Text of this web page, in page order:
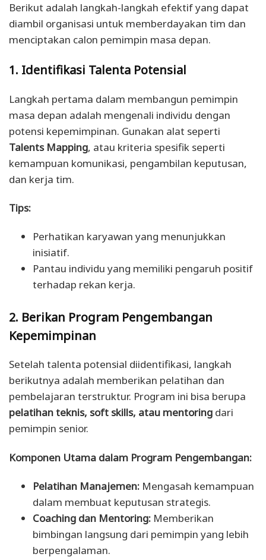
Berikut adalah langkah-langkah efektif yang dapat
diambil organisasi untuk memberdayakan tim dan
menciptakan calon pemimpin masa depan.
1. Identifikasi Talenta Potensial
Langkah pertama dalam membangun pemimpin
masa depan adalah mengenali individu dengan
potensi kepemimpinan. Gunakan alat seperti
Talents Mapping, atau kriteria spesifik seperti
kemampuan komunikasi, pengambilan keputusan,
dan kerja tim.
Tips:
Perhatikan karyawan yang menunjukkan
inisiatif.
Pantau individu yang memiliki pengaruh positif
terhadap rekan kerja.
2. Berikan Program Pengembangan
Kepemimpinan
Setelah talenta potensial diidentifikasi, langkah
berikutnya adalah memberikan pelatihan dan
pembelajaran terstruktur. Program ini bisa berupa
pelatihan teknis, soft skills, atau mentoring dari
pemimpin senior.
Komponen Utama dalam Program Pengembangan:
Pelatihan Manajemen: Mengasah kemampuan
dalam membuat keputusan strategis.
Coaching dan Mentoring: Memberikan
bimbingan langsung dari pemimpin yang lebih
berpengalaman.